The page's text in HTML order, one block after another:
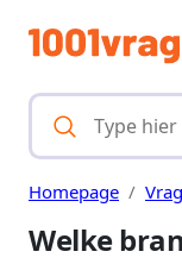
Homepage
Welke